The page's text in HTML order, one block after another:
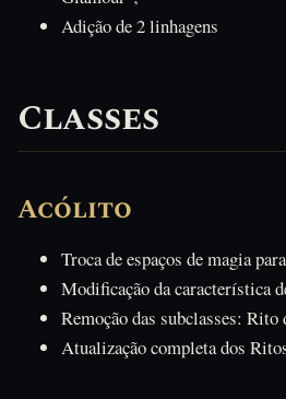
Adição de 2 linhagens
Classes
Acólito
Troca de espaços de magia
Modificação da característica
Remoção das subclasses:
Atualização completa dos